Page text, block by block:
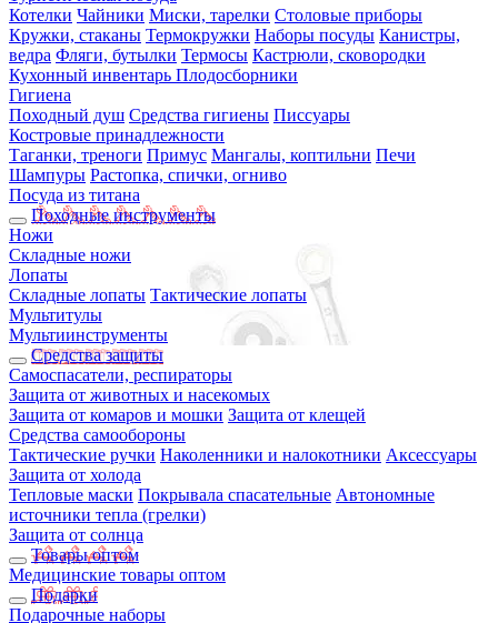
Котелки Чайники Миски, тарелки Столовые приборы
Кружки, стаканы Термокружки Наборы посуды Канистры,
ведра Фляги, бутылки Термосы Кастрюли, сковородки
Кухонный инвентарь Плодосборники
Гигиена
Походный душ Средства гигиены Писсуары
Костровые принадлежности
Таганки, треноги Примус Мангалы, коптильни Печи
Шампуры Растопка, спички, огниво
Посуда из титана
Походные инструменты
Ножи
Складные ножи
Лопаты
Складные лопаты Тактические лопаты
Мультитулы
Мультиинструменты
Средства защиты
Самоспасатели, респираторы
Защита от животных и насекомых
Защита от комаров и мошки Защита от клещей
Средства самообороны
Тактические ручки Наколенники и налокотники Аксессуары
Защита от холода
Тепловые маски Покрывала спасательные Автономные
источники тепла (грелки)
Защита от солнца
Товары оптом
Медицинские товары оптом
Подарки
Подарочные наборы